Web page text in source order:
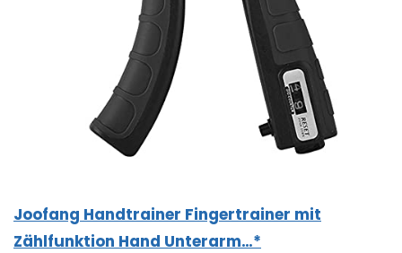
Joofang Handtrainer Fingertrainer mit
Zählfunktion Hand Unterarm…*